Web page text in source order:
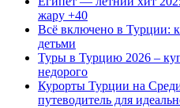
жару +40
Всё включено в Турции:
детьми
Туры в Турцию 2026 –
недорого
Курорты Турции на
путеводитель для